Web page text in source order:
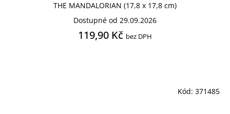
THE MANDALORIAN (17,8 x 17,8 cm)
Dostupné od 29.09.2026
119,90 Kč bez DPH
Kód: 371485